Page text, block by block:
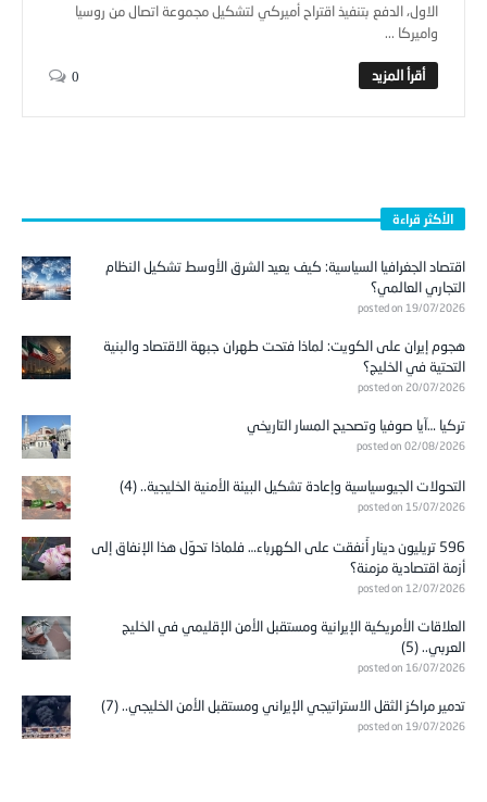
الاول، الدفع بتنفيذ اقتراح أميركي لتشكيل مجموعة اتصال من روسيا
واميركا ...
0
الأكثر قراءة
اقتصاد الجغرافيا السياسية: كيف يعيد الشرق الأوسط تشكيل النظام
التجاري العالمي؟
posted on 19/07/2026
هجوم إيران على الكويت: لماذا فتحت طهران جبهة الاقتصاد والبنية
التحتية في الخليج؟
posted on 20/07/2026
تركيا …آيا صوفيا وتصحيح المسار التاريخي
posted on 02/08/2026
التحولات الجيوسياسية وإعادة تشكيل البيئة الأمنية الخليجية.. (4)
posted on 15/07/2026
596 تريليون دينار أُنفقت على الكهرباء… فلماذا تحوّل هذا الإنفاق إلى
أزمة اقتصادية مزمنة؟
posted on 12/07/2026
العلاقات الأمريكية الإيرانية ومستقبل الأمن الإقليمي في الخليج
العربي.. (5)
posted on 16/07/2026
تدمير مراكز الثقل الاستراتيجي الإيراني ومستقبل الأمن الخليجي.. (7)
posted on 19/07/2026